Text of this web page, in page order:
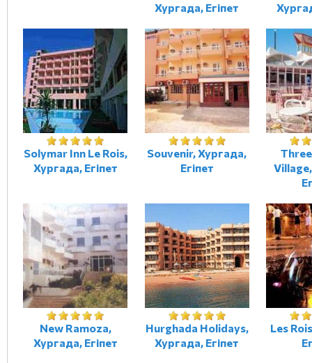
Хургада, Егіпет
Solymar Inn Le Rois,
Хургада, Егіпет
Souvenir, Хургада,
Егіпет
New Ramoza,
Хургада, Егіпет
Hurghada Holidays,
Хургада, Егіпет
Les